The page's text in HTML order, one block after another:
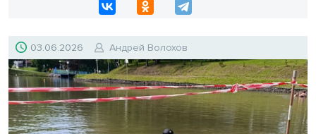
03.06.2026 Андрей Волохов